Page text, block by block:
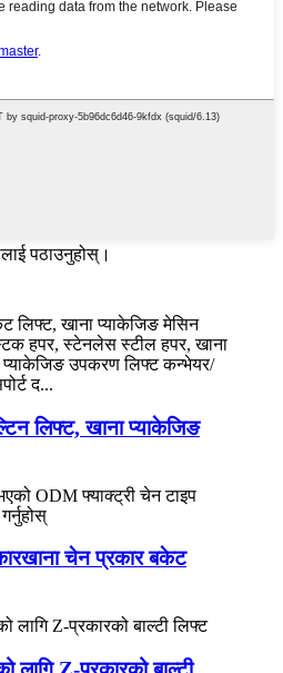
पठाउनुहोस्।
लिफ्ट, खाना प्याकेजिङ
चेन प्रकार बकेट